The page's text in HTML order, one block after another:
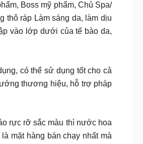
Boss mỹ phẩm, Chủ Spa/
thô ráp Làm sáng da, làm dịu
vào lớp dưới của tế bào da,
có thể sử dụng tốt cho cả
thương hiệu, hỗ trợ pháp
rực rỡ sắc màu thì nước hoa
mặt hàng bán chạy nhất mà